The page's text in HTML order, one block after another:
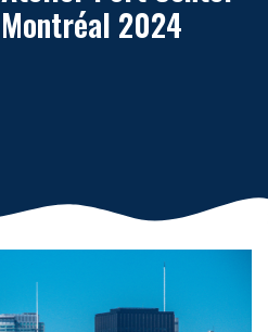
Montréal 2024